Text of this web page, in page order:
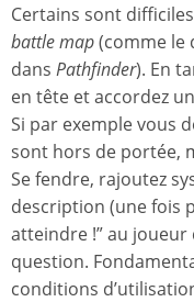
Certains sont
battle map(comme le
dans Pathfinder). En
en tête et accordez
Si par exemple vous
sont hors de portée,
Se fendre, rajoutez
description (une fois
atteindre !” au joueur
question.
conditions